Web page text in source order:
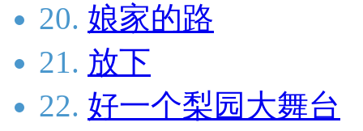
20. 娘家的路
21. 放下
22. 好一个梨园大舞台